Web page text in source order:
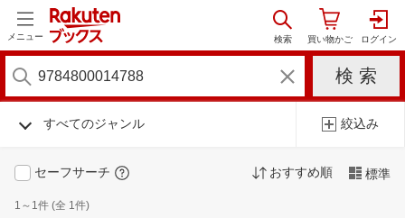
メニュー
すべてのジャンル 絞込み
セーフサーチ おすすめ順 標準
1～1件 (全 1件)